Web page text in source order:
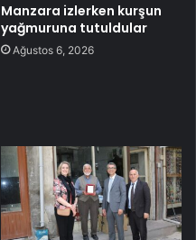
Manzara izlerken kurşun
yağmuruna tutuldular
Ağustos 6, 2026